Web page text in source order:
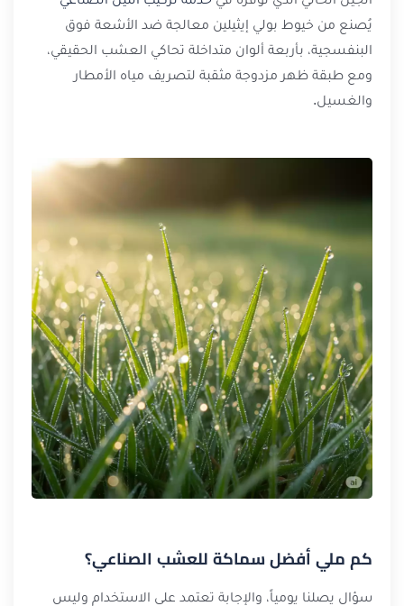
يُصنع من خيوط بولي إيثيلين معالجة ضد الأشعة فوق
البنفسجية، بأربعة ألوان متداخلة تحاكي العشب الحقيقي،
ومع طبقة ظهر مزدوجة مثقبة لتصريف مياه الأمطار
والغسيل.
كم ملي أفضل سماكة للعشب الصناعي؟
سؤال يصلنا يومياً، والإجابة تعتمد على الاستخدام وليس